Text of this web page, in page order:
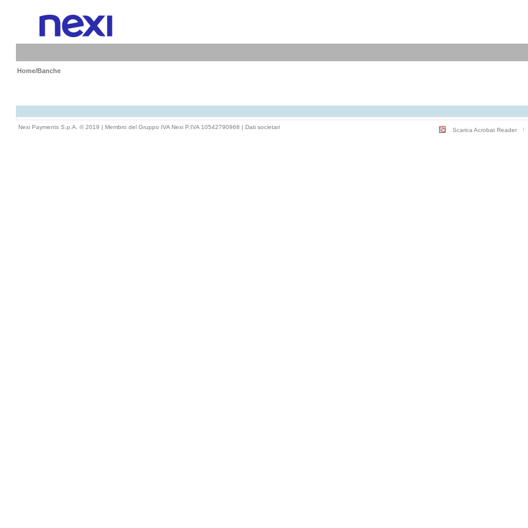
Home/Banche
Nexi Payments S.p.A. © 2019 | Membro del Gruppo IVA Nexi P.IVA 10542790968 | Dati societari Scarica Acrobat Reader